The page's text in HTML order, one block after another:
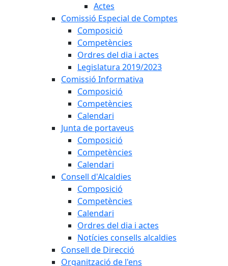
Actes
Comissió Especial de Comptes
Composició
Competències
Ordres del dia i actes
Legislatura 2019/2023
Comissió Informativa
Composició
Competències
Calendari
Junta de portaveus
Composició
Competències
Calendari
Consell d'Alcaldies
Composició
Competències
Calendari
Ordres del dia i actes
Notícies consells alcaldies
Consell de Direcció
Organització de l'ens